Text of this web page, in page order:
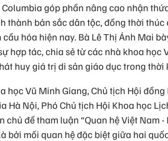
góp phần nâng cao nhận
thành bản sắc dân tộc, đồng thời thúc
hóa hiện nay. Bà Lê Thị Ánh Mai
hợp tác, chia sẻ từ các nhà khoa học
huy giá trị di sản giáo dục trong thời
học Vũ Minh Giang, Chủ tịch Hội đồng
Hà Nội, Phó Chủ tịch Hội Khoa học
đề tham luận “Quan hệ Việt Nam -
bởi mối quan hệ đặc biệt giữa hai